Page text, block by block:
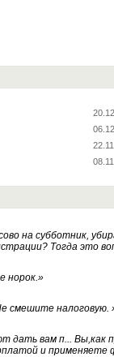
на субботник,
Тогда это
норок.»
смешите налоговую.
дать вам п...
и применяете